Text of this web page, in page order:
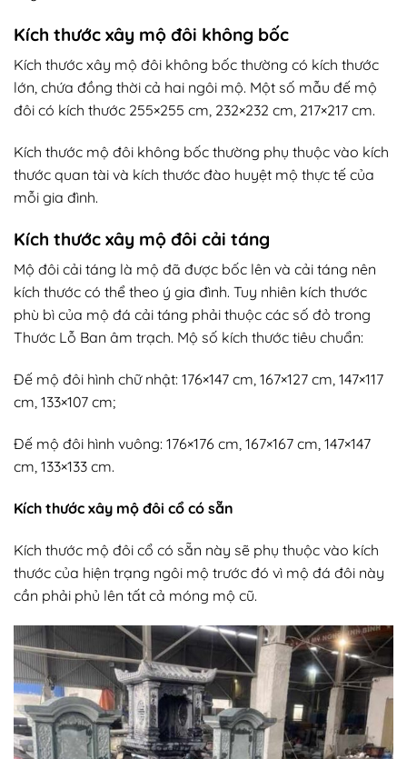
Kích thước xây mộ đôi không bốc
Kích thước xây mộ đôi không bốc thường có kích thước
lớn, chứa đồng thời cả hai ngôi mộ. Một số mẫu đế mộ
đôi có kích thước 255×255 cm, 232×232 cm, 217×217 cm.
Kích thước mộ đôi không bốc thường phụ thuộc vào kích
thước quan tài và kích thước đào huyệt mộ thực tế của
mỗi gia đình.
Kích thước xây mộ đôi cải táng
Mộ đôi cải táng là mộ đã được bốc lên và cải táng nên
kích thước có thể theo ý gia đình. Tuy nhiên kích thước
phù bì của mộ đá cải táng phải thuộc các số đỏ trong
Thước Lỗ Ban âm trạch. Mộ số kích thước tiêu chuẩn:
Đế mộ đôi hình chữ nhật: 176×147 cm, 167×127 cm, 147×117
cm, 133×107 cm;
Đế mộ đôi hình vuông: 176×176 cm, 167×167 cm, 147×147
cm, 133×133 cm.
Kích thước xây mộ đôi cổ có sẵn
Kích thước mộ đôi cổ có sẵn này sẽ phụ thuộc vào kích
thước của hiện trạng ngôi mộ trước đó vì mộ đá đôi này
cần phải phủ lên tất cả móng mộ cũ.